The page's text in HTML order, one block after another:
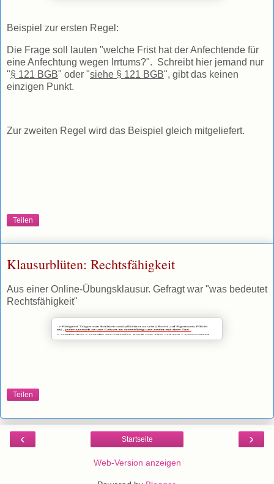
Beispiel zur ersten Regel:
Die Frage soll lauten "welche Frist hat der Anfechtende für
eine Anfechtung wegen Irrtums?". Schreibt hier jemand nur
"§ 121 BGB" oder "siehe § 121 BGB", gibt das keinen
einzigen Punkt.
Zur zweiten Regel wird das Beispiel gleich mitgeliefert.
Teilen
Klausurblüten: Rechtsfähigkeit
Aus einer Online-Übungsklausur. Gefragt war "was bedeutet
Rechtsfähigkeit"
Teilen
‹ ›
Startseite
Web-Version anzeigen